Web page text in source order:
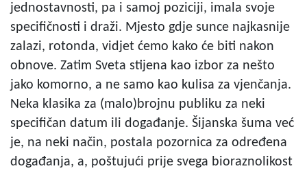
jednostavnosti, pa i samoj poziciji, imala svoje
specifičnosti i draži. Mjesto gdje sunce najkasnije
zalazi, rotonda, vidjet ćemo kako će biti nakon
obnove. Zatim Sveta stijena kao izbor za nešto
jako komorno, a ne samo kao kulisa za vjenčanja.
Neka klasika za (malo)brojnu publiku za neki
specifičan datum ili događanje. Šijanska šuma već
je, na neki način, postala pozornica za određena
događanja, a, poštujući prije svega bioraznolikost